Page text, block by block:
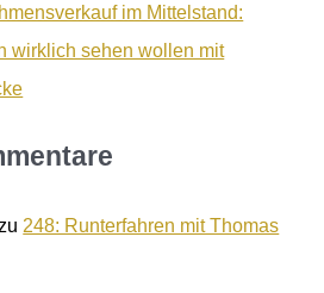
im Mittelstand:
wirklich sehen wollen mit
248: Runterfahren mit Thomas